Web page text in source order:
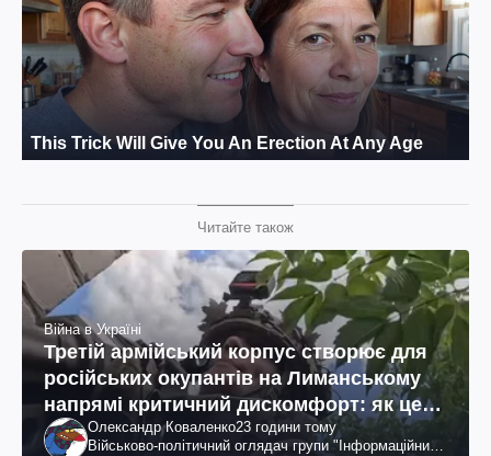
Читайте також
Війна в Україні
Третій армійський корпус створює для
російських окупантів на Лиманському
напрямі критичний дискомфорт: як це
вдалосяОлександр Коваленко23 години тому
Військово-політичний оглядач групи "Інформаційний